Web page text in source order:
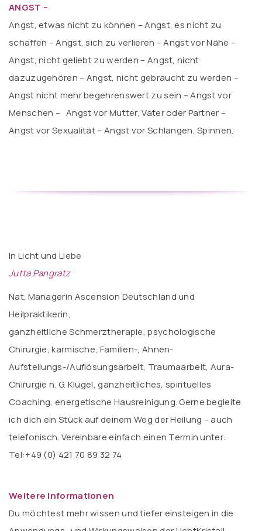
ANGST –
Angst, etwas nicht zu können – Angst, es nicht zu
schaffen – Angst, sich zu verlieren – Angst vor Nähe –
Angst, nicht geliebt zu werden – Angst, nicht
dazuzugehören – Angst, nicht gebraucht zu werden –
Angst nicht mehr begehrenswert zu sein – Angst vor
Menschen – Angst vor Mutter, Vater oder Partner –
Angst vor Sexualität – Angst vor Schlangen, Spinnen.
In Licht und Liebe
Jutta Pangratz
Nat. Managerin Ascension Deutschland und
Heilpraktikerin,
ganzheitliche Schmerztherapie, psychologische
Chirurgie, karmische, Familien-, Ahnen-
Aufstellungs-/Auflösungsarbeit, Traumaarbeit, Aura-
Chirurgie n. G. Klügel, ganzheitliches, spirituelles
Coaching, energetische Hausreinigung. Gerne begleite
ich dich ein Stück auf deinem Weg der Heilung – auch
telefonisch. Vereinbare einfach einen Termin unter:
Tel:+49 (0) 421 70 89 32 74
Weitere Informationen
Du möchtest mehr wissen und tiefer einsteigen in die